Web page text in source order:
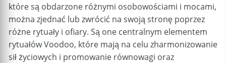
które są obdarzone różnymi osobowościami i mocami,
można zjednać lub zwrócić na swoją stronę poprzez
różne rytuały i ofiary. Są one centralnym elementem
rytuałów Voodoo, które mają na celu zharmonizowanie
sił życiowych i promowanie równowagi oraz